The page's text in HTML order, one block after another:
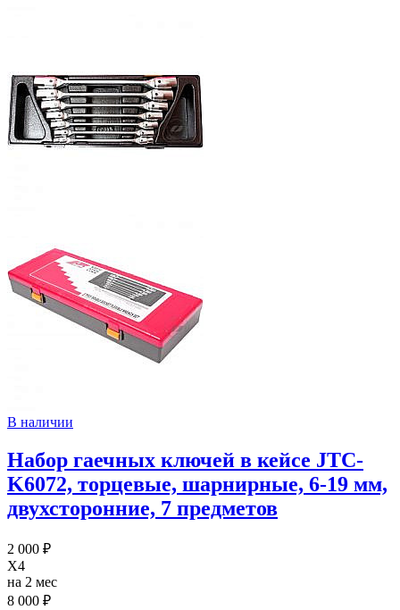
В наличии
Набор гаечных ключей в кейсе JTC-
K6072, торцевые, шарнирные, 6-19 мм,
двухсторонние, 7 предметов
2 000 ₽
X4
на 2 мес
8 000 ₽